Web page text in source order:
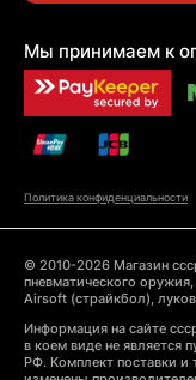
Мы принимаем к
Политика конфиденциальности
© 2010-2026 Магазин
пневматического
Airsoft (страйкбол),
Информация на сайте
в коем виде не является
РФ. Комплект поставки и